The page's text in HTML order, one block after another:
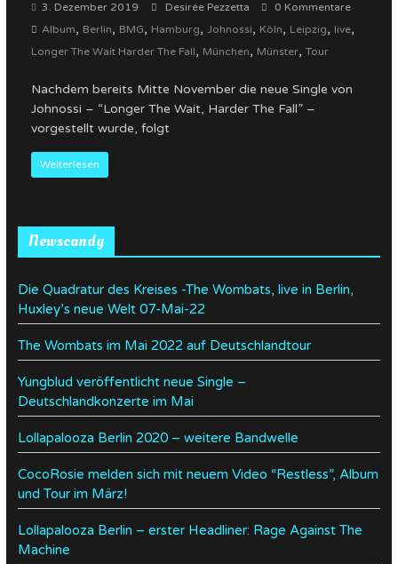
3. Dezember 2019 Desirée Pezzetta
0 Kommentare
Album, Berlin, BMG, Hamburg, Johnossi, Köln, Leipzig, live,
Longer The Wait Harder The Fall, München, Münster, Tour
Nachdem bereits Mitte November die neue Single von
Johnossi – “Longer The Wait, Harder The Fall” –
vorgestellt wurde, folgt
Weiterlesen
Newscandy
Die Quadratur des Kreises -The Wombats, live in Berlin,
Huxley’s neue Welt 07-Mai-22
The Wombats im Mai 2022 auf Deutschlandtour
Yungblud veröffentlicht neue Single –
Deutschlandkonzerte im Mai
Lollapalooza Berlin 2020 – weitere Bandwelle
CocoRosie melden sich mit neuem Video “Restless”, Album
und Tour im März!
Lollapalooza Berlin – erster Headliner: Rage Against The
Machine